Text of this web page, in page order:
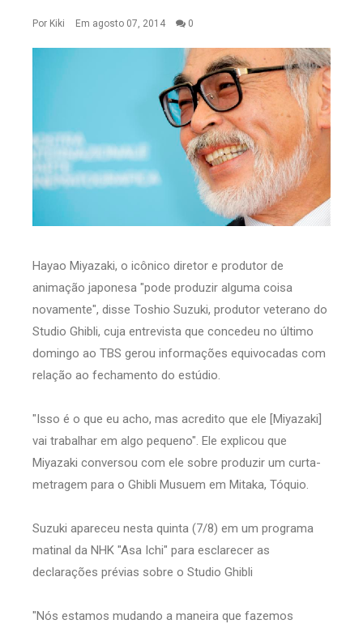
Por Kiki Em agosto 07, 2014 0
Hayao Miyazaki, o icônico diretor e produtor de
animação japonesa "pode produzir alguma coisa
novamente", disse Toshio Suzuki, produtor veterano do
Studio Ghibli, cuja entrevista que concedeu no último
domingo ao TBS gerou informações equivocadas com
relação ao fechamento do estúdio.
"Isso é o que eu acho, mas acredito que ele [Miyazaki]
vai trabalhar em algo pequeno". Ele explicou que
Miyazaki conversou com ele sobre produzir um curta-
metragem para o Ghibli Musuem em Mitaka, Tóquio.
Suzuki apareceu nesta quinta (7/8) em um programa
matinal da NHK "Asa Ichi" para esclarecer as
declarações prévias sobre o Studio Ghibli
"Nós estamos mudando a maneira que fazemos